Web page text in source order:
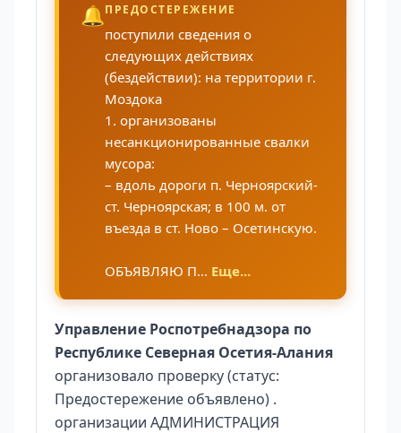
🔔ПРЕДОСТЕРЕЖЕНИЕ
поступили сведения о
следующих действиях
(бездействии): на территории г.
Моздока
1. организованы
несанкционированные свалки
мусора:
– вдоль дороги п. Черноярский-
ст. Черноярская; в 100 м. от
въезда в ст. Ново – Осетинскую.
ОБЪЯВЛЯЮ П... Еще...
Управление Роспотребнадзора по
Республике Северная Осетия-Алания
организовало проверку (статус:
Предостережение объявлено) .
организации АДМИНИСТРАЦИЯ